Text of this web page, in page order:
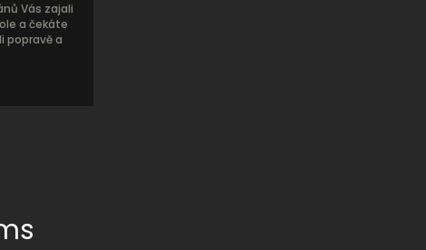
Vás zajali
a čekáte
popravě a